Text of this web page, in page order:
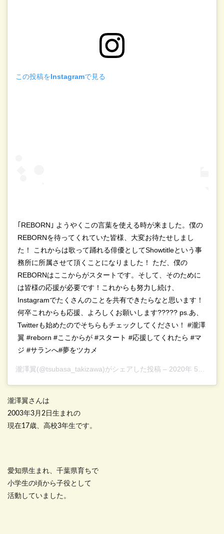
この投稿をInstagramで見る
｢REBORN｣ ようやくこの言葉を使える時が来ました。僕の
REBORNを待ってくれていた皆様、大変お待たせしまし
た！ これからは歌って踊れる俳優としてShowtitleという事
務所に所属させて頂くことになりました！ ただ、僕の
REBORNはここからがスタートです。そして、そのために
は皆様の応援が必要です！これからも努力し続け、
Instagramでたくさんのことを共有できたらなと思います！
何卒これからも応援、よろしくお願いします????? ps.あ、
Twitterも始めたのでそちらもチェックしてください！ #瀧澤
翼 #reborn #ここからが #スタート #応援してくれたら #マ
ジ #サランへ#夢をツカメ
瀧澤翼(@tsubasa_takizawa)がシェアした投稿 – 2020年 5月月19日午後7時30分PDT
瀧澤翼さんは
2003年3月2日生まれの
現在17歳、高校3年生です。
愛知県生まれ、千葉県育ちで
小学生の頃から子役として
活動していました。